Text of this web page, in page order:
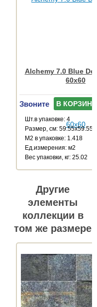
Alchemy 7.0 Blue
60x60
Звоните В КОРЗИНУ
Шт.в упаковке: 4
Размер, см: 59.55x59.55
М2 в упаковке: 1.418
Ед.измерения: м2
Веc упаковки, кг: 25.02
Другие
элементы
коллекции в
том же размере